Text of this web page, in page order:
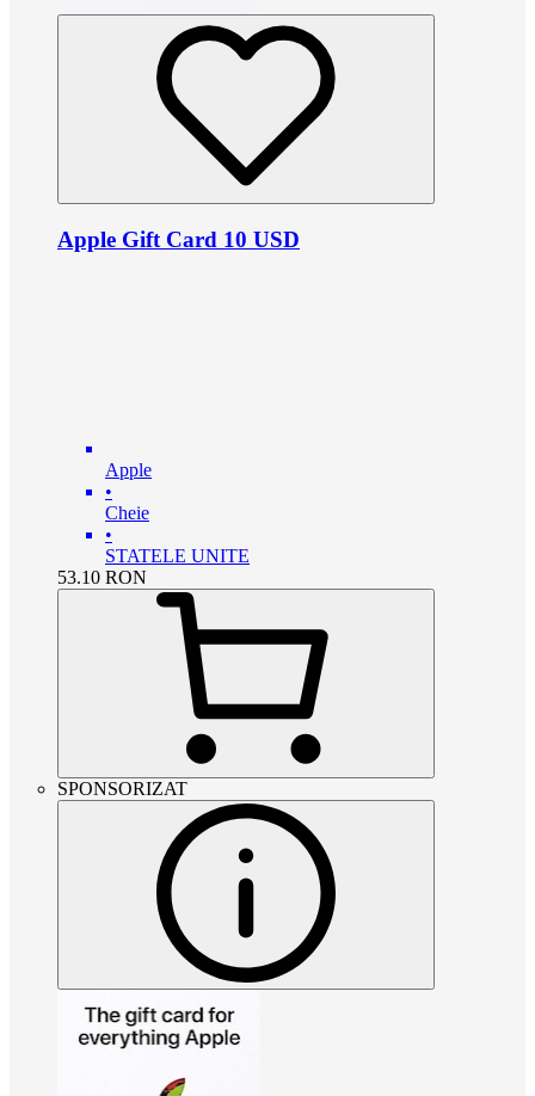
Apple Gift Card 10 USD
Apple
•
Cheie
•
STATELE UNITE
53.10 RON
SPONSORIZAT